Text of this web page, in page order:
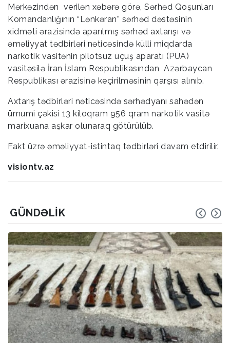
Mərkəzindən verilən xəbərə görə, Sərhəd Qoşunları
Komandanlığının “Lənkəran” sərhəd dəstəsinin
xidməti ərazisində aparılmış sərhəd axtarışı və
əməliyyat tədbirləri nəticəsində külli miqdarda
narkotik vasitənin pilotsuz uçuş aparatı (PUA)
vasitəsilə İran İslam Respublikasından Azərbaycan
Respublikası ərazisinə keçirilməsinin qarşısı alınıb.
Axtarış tədbirləri nəticəsində sərhədyanı sahədən
ümumi çəkisi 13 kiloqram 956 qram narkotik vasitə
marixuana aşkar olunaraq götürülüb.
Fakt üzrə əməliyyat-istintaq tədbirləri davam etdirilir.
visiontv.az
GÜNDƏLIK